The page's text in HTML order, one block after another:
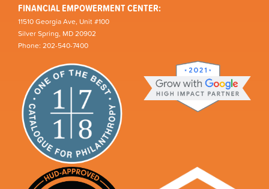
FINANCIAL EMPOWERMENT CENTER:
11510 Georgia Ave, Unit #100
Silver Spring, MD 20902
Phone: 202-540-7400